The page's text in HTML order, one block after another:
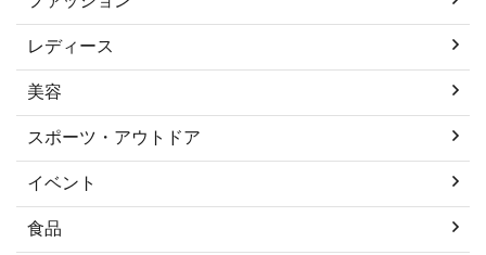
レディース
美容
スポーツ・アウトドア
イベント
食品